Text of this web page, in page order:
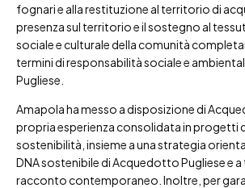
fognari e alla restituzione al territorio di
presenza sul territorio e il sostegno al
sociale e culturale della comunità
termini di responsabilità sociale e
Pugliese.
Amapola ha messo a disposizione di
propria esperienza consolidata in progetti
sostenibilità, insieme a una strategia
DNA sostenibile di Acquedotto Pugliese e a
racconto contemporaneo. Inoltre, per